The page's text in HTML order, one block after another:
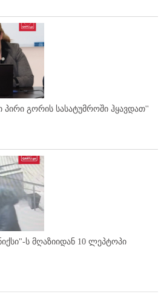
გორის სასატუმროში ჰყავდათ''
ს მღაზიიდან 10 ლეპტოპი